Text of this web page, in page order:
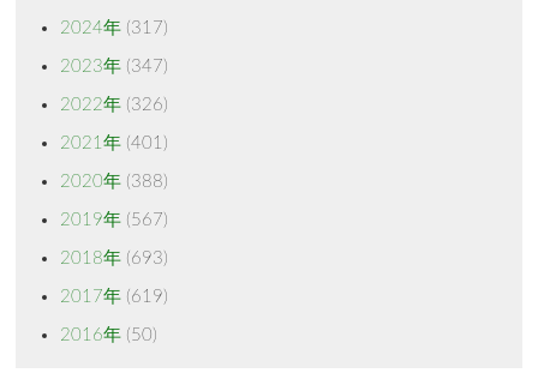
2024年(317)
2023年(347)
2022年(326)
2021年(401)
2020年(388)
2019年(567)
2018年(693)
2017年(619)
2016年(50)